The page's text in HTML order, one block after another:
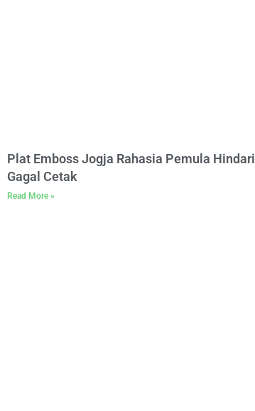
Plat Emboss Jogja Rahasia Pemula Hindari
Gagal Cetak
Read More »